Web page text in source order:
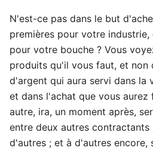
N'est-ce pas dans le but
premières pour votre
pour votre bouche ? Vous
produits qu'il vous faut, et non
d'argent qui aura servi dans la
et dans l'achat que vous
autre, ira, un moment après,
entre deux autres contractants
d'autres ; et à d'autres encore,